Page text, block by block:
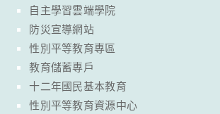
自主學習雲端學院
防災宣導網站
性別平等教育專區
教育儲蓄專戶
十二年國民基本教育
性別平等教育資源中心